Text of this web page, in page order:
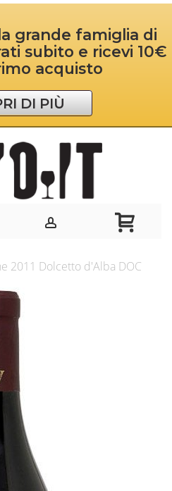
grande famiglia di
subito e ricevi 10€
acquisto
DI PIÙ
2011 Dolcetto d'Alba DOC